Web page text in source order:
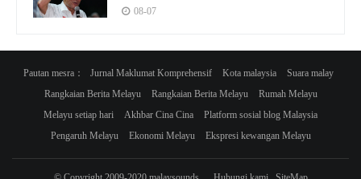
08-07
Pautan mesra： Jurnal Maklumat Komprehensif Kota malaysia
Suara malay
Rangkaian Berita Melayu
Rangkaian Berita Melayu
Rumah Melayu
Melayu setiap hari
Akhbar Cina Cina
Platform sosial blog Malaysia
Pengaruh Melayu
Ekonomi Melayu Ekspresi kewangan Melayu